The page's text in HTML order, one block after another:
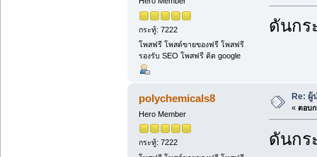
กระทู้: 7222
โพสฟรี โพสต์ขายของฟรี โพสฟรี
รองรับ SEO โพสฟรี ติด google
ดันกร
polychemicals8
Hero Member
กระทู้: 7222
Re:
« ตอบก
ดันกร